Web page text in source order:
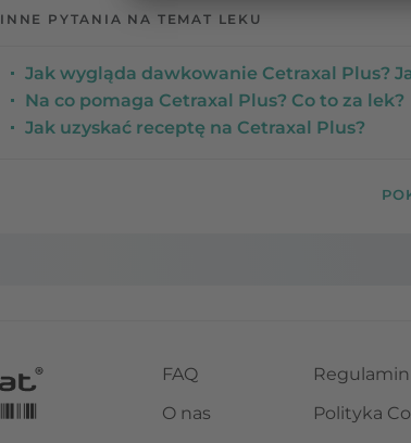
INNE PYTANIA NA TEMAT LEKU
Jak wygląda dawkowanie Cetraxal Plus?
Na co pomaga Cetraxal Plus? Co to za lek?
Jak uzyskać receptę na Cetraxal Plus?
FAQ
O nas
Regulamin
Polityka